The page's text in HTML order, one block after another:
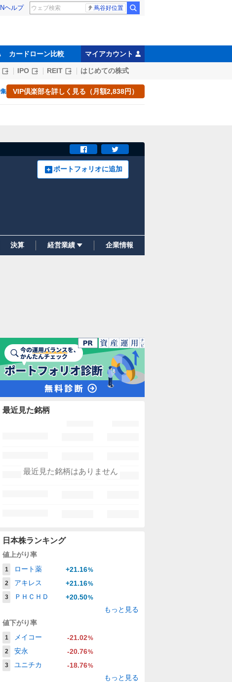
ヘルプ 蔦谷好位置
カードローン比較 マイアカウント
IPO REIT はじめての株式
VIP倶楽部を詳しく見る（月額2,838円）
ポートフォリオに追加
決算 経営業績 企業情報
最近見た銘柄
最近見た銘柄はありません
日本株ランキング
値上がり率
1 ロート薬 +21.16%
2
アキレス +21.16%
3
ＰＨＣＨＤ +20.50%
もっと見る
値下がり率
1 メイコー -21.02%
2
安永 -20.76%
3
ユニチカ -18.76%
もっと見る